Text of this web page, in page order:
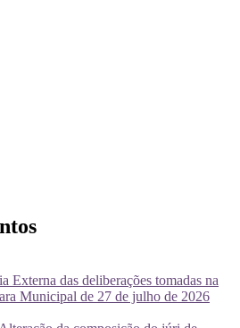
Externa das deliberações tomadas na
Municipal de 27 de julho de 2026